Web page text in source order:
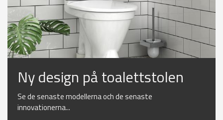
Ny design på toalettstolen
Se de senaste modellerna och de senaste
innovationerna...